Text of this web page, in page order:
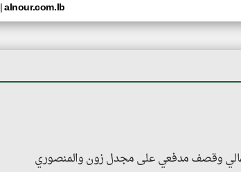
|alnour.com.lb
وقصف مدفعي على مجدل زون والمنصوري